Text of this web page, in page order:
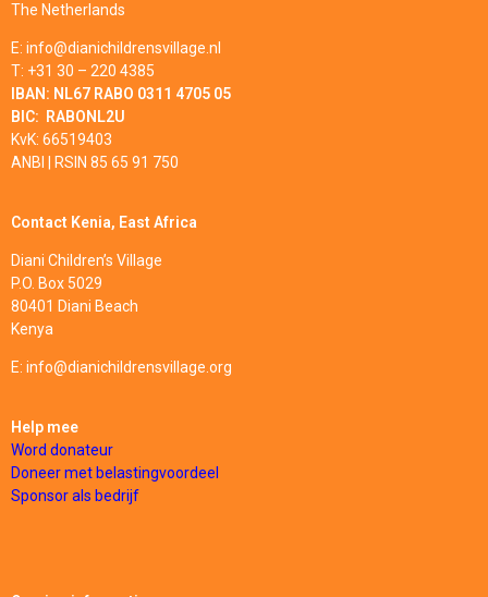
The Netherlands
E: info@dianichildrensvillage.nl
T: +31 30 – 220 4385
IBAN: NL67 RABO 0311 4705 05
BIC: RABONL2U
KvK: 66519403
ANBI | RSIN 85 65 91 750
Contact Kenia, East Africa
Diani Children’s Village
P.O. Box 5029
80401 Diani Beach
Kenya
E: info@dianichildrensvillage.org
Help mee
Word donateur
Doneer met belastingvoordeel
Sponsorals bedrijf